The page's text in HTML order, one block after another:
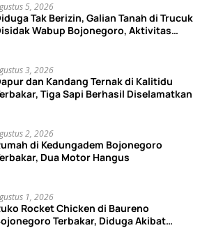
5, 2026
Tak Berizin, Galian Tanah di Trucuk
Wabup Bojonegoro, Aktivitas
3, 2026
dan Kandang Ternak di Kalitidu
Tiga Sapi Berhasil Diselamatkan
2, 2026
di Kedungadem Bojonegoro
Dua Motor Hangus
1, 2026
Rocket Chicken di Baureno
Terbakar, Diduga Akibat